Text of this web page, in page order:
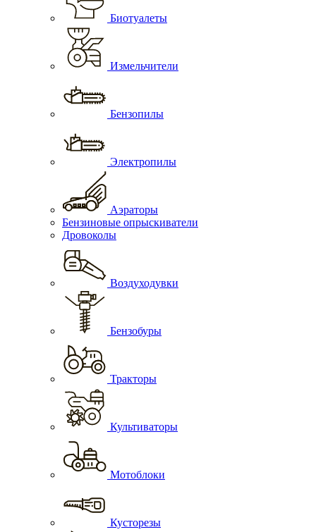
Биотуалеты
Измельчители
Бензопилы
Электропилы
Аэраторы
Бензиновые опрыскиватели
Дровоколы
Воздуходувки
Бензобуры
Тракторы
Культиваторы
Мотоблоки
Кусторезы